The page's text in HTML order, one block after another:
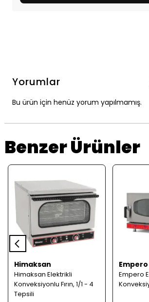
Yorumlar
Bu ürün için henüz yorum yapılmamış.
Benzer Ürünler
Himaksan
Himaksan Elektrikli
Konveksiyonlu Fırın, 1/1 - 4
Tepsili
Empero
Empero